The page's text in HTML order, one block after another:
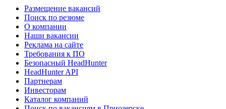
Размещение вакансий
Поиск по резюме
О компании
Наши вакансии
Реклама на сайте
Требования к ПО
Безопасный HeadHunter
HeadHunter API
Партнерам
Инвесторам
Каталог компаний